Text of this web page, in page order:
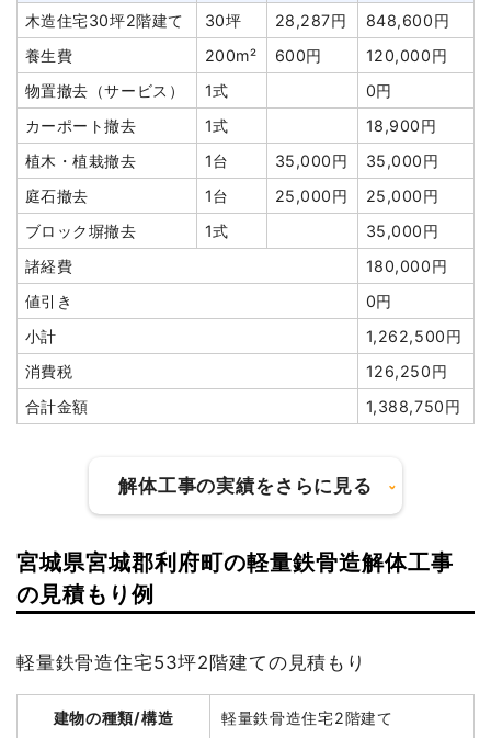
木造住宅30坪2階建て
30坪 28,287円
848,600円
養生費
200m² 600円
120,000円
物置撤去（サービス）
1式
0円
カーポート撤去
1式
18,900円
植木・植栽撤去
1台 35,000円
35,000円
庭石撤去
1台 25,000円
25,000円
ブロック塀撤去
1式
35,000円
諸経費
180,000円
値引き
0円
小計
1,262,500円
消費税
126,250円
合計金額
1,388,750円
解体工事の実績をさらに見る
建物の種類/構造
建物解体費用 112万7,500円
総額 151万8,000円
宮城県宮城郡利府町の軽量鉄骨造解体工事
の見積もり例
軽量鉄骨造住宅53坪2階建ての見積もり
建物の種類/構造 軽量鉄骨造住宅2階建て